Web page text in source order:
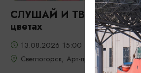
СЛУШАЙ И ТВОРИ:
цветах
13.08.2026 15:00
Светлогорск, Арт-пространство